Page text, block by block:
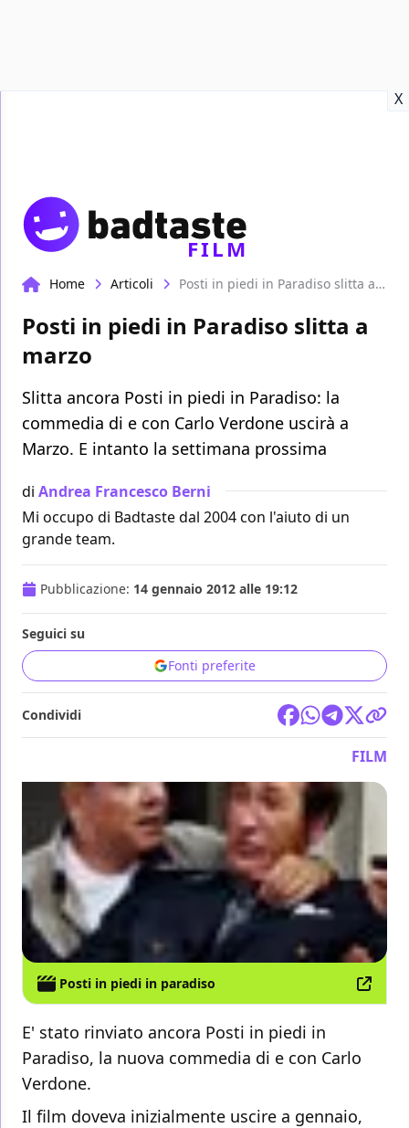
X
FILM
Home Articoli Posti in piedi in Paradiso slitta a marzo
Posti in piedi in Paradiso slitta a
marzo
Slitta ancora Posti in piedi in Paradiso: la
commedia di e con Carlo Verdone uscirà a
Marzo. E intanto la settimana prossima
di Andrea Francesco Berni
Mi occupo di Badtaste dal 2004 con l'aiuto di un
grande team.
Pubblicazione: 14 gennaio 2012 alle 19:12
Seguici su
Fonti preferite
Condividi
FILM
Posti in piedi in paradiso
E' stato rinviato ancora Posti in piedi in
Paradiso, la nuova commedia di e con Carlo
Verdone.
Il film doveva inizialmente uscire a gennaio,